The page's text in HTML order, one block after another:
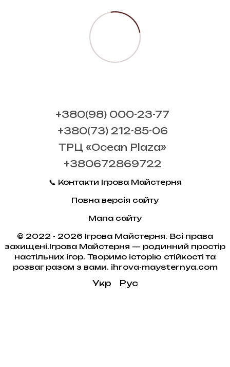
+380(98) 000-23-77
+380(73) 212-85-06
ТРЦ «Ocean Plaza»
+380672869722
📞 Контакти Ігрова Майстерня
Повна версія сайту
Мапа сайту
© 2022 - 2026 Ігрова Майстерня. Всі права
захищені.Ігрова Майстерня — родинний простір
настільних ігор. Творимо історію стійкості та
розваг разом з вами. ihrova-maysternya.com
Укр Рус